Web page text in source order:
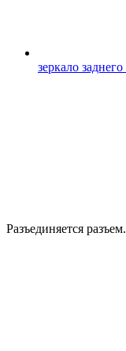
зеркало
Разъединяется разъем.